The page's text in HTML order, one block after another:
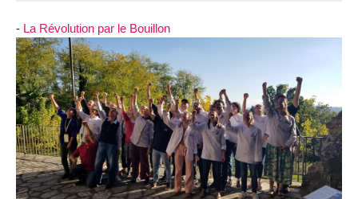
- La Révolution par le Bouillon